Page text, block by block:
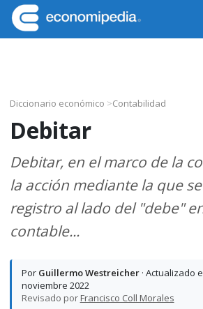
Saltar
a
la
Saltar
al
contenido
Saltar
a
la
Saltar
al
pie
Economipedia
Haciendo
Diccionario económico >Contabilidad
Debitar
Debitar, en el marco de la
la acción mediante la que
registro al lado del "debe"
contable...
Por Guillermo Westreicher· Actualizado
noviembre 2022
Revisado porFrancisco Coll Morales